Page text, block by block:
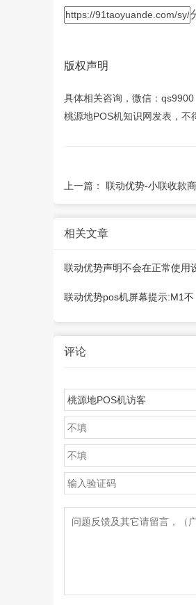
版权声明
具体相关咨询，微信：qs9900
桃源地POS机知识网发表，不
上一篇： 联动优势-小联收款
相关文章
联动优势声明不会在正常使用
备的情况下，电话或短信要求您
联动优势pos机屏幕提示:M1不
评论